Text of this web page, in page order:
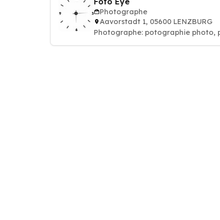
Photographe
Aavorstadt 1, 05600 LENZBURG
Photographe: potographie